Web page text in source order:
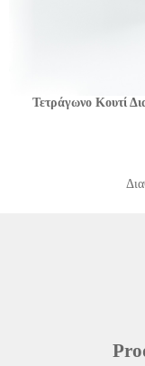
Τετράγωνο Κουτί